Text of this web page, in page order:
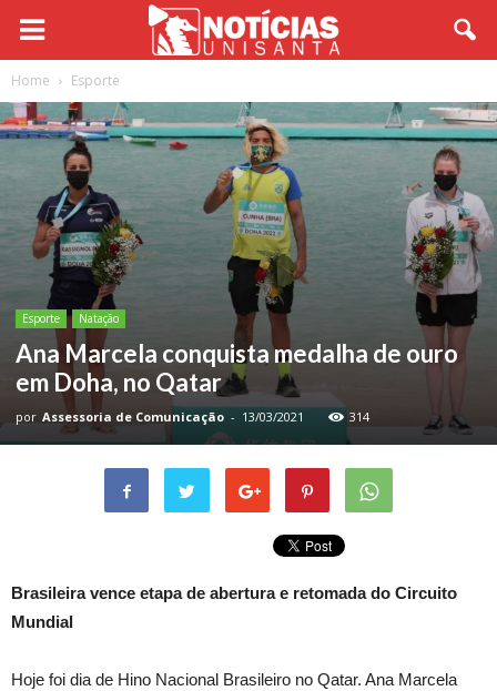
Home Esporte
Esporte Natação
Ana Marcela conquista medalha de ouro
em Doha, no Qatar
por Assessoria de Comunicação - 13/03/2021 314
Brasileira vence etapa de abertura e retomada do Circuito
Mundial
Hoje foi dia de Hino Nacional Brasileiro no Qatar. Ana Marcela